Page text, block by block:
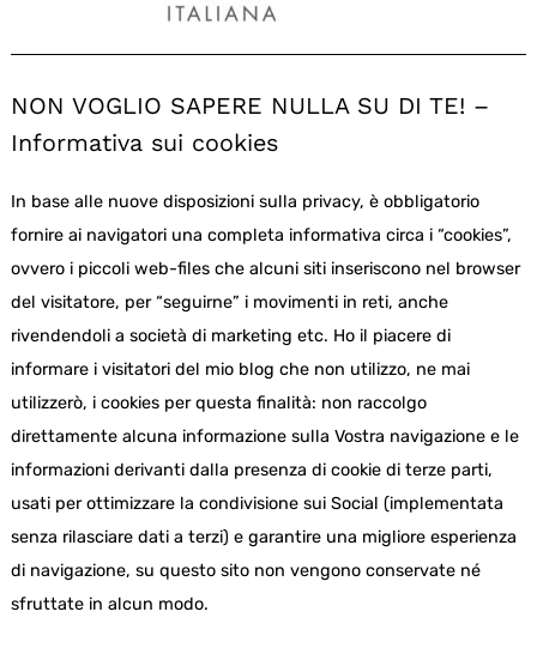
NON VOGLIO SAPERE NULLA SU DI TE! –
Informativa sui cookies
In base alle nuove disposizioni sulla privacy, è obbligatorio
fornire ai navigatori una completa informativa circa i “cookies”,
ovvero i piccoli web-files che alcuni siti inseriscono nel browser
del visitatore, per “seguirne” i movimenti in reti, anche
rivendendoli a società di marketing etc. Ho il piacere di
informare i visitatori del mio blog che non utilizzo, ne mai
utilizzerò, i cookies per questa finalità: non raccolgo
direttamente alcuna informazione sulla Vostra navigazione e le
informazioni derivanti dalla presenza di cookie di terze parti,
usati per ottimizzare la condivisione sui Social (implementata
senza rilasciare dati a terzi) e garantire una migliore esperienza
di navigazione, su questo sito non vengono conservate né
sfruttate in alcun modo.